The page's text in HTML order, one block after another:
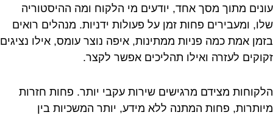
עונים מתוך מסך אחד, יודעים מי הלקוח ומה ההיסטוריה
שלו, ומעבירים פחות זמן על פעולות ידניות. מנהלים רואים
בזמן אמת כמה פניות ממתינות, איפה נוצר עומס, אילו נציגים
זקוקים לעזרה ואילו תהליכים אפשר לקצר.
הלקוחות מצידם מרגישים שירות עקבי יותר. פחות חזרות
מיותרות, פחות המתנה ללא מידע, יותר המשכיות בין